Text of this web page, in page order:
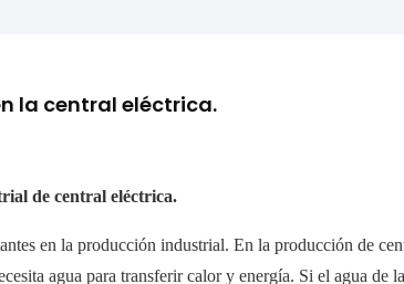
la central eléctrica.
de central eléctrica.
en la producción industrial. En la producción de
agua para transferir calor y energía. Si el agua de